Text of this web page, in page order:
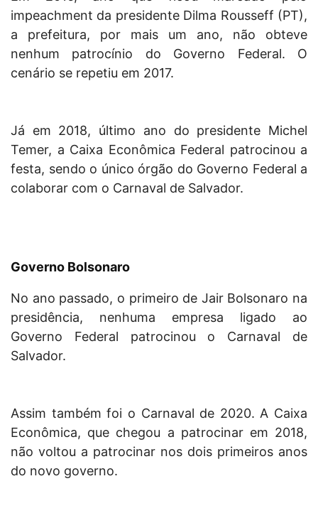
impeachment da presidente Dilma Rousseff (PT),
a prefeitura, por mais um ano, não obteve
nenhum patrocínio do Governo Federal. O
cenário se repetiu em 2017.
Já em 2018, último ano do presidente Michel
Temer, a Caixa Econômica Federal patrocinou a
festa, sendo o único órgão do Governo Federal a
colaborar com o Carnaval de Salvador.
Governo Bolsonaro
No ano passado, o primeiro de Jair Bolsonaro na
presidência, nenhuma empresa ligado ao
Governo Federal patrocinou o Carnaval de
Salvador.
Assim também foi o Carnaval de 2020. A Caixa
Econômica, que chegou a patrocinar em 2018,
não voltou a patrocinar nos dois primeiros anos
do novo governo.